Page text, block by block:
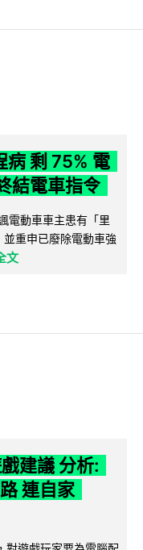
病 剩 75% 電
結電車指令
電動車車主患有「里
重申已廢除電動車強
文
建議 分析:
連自家